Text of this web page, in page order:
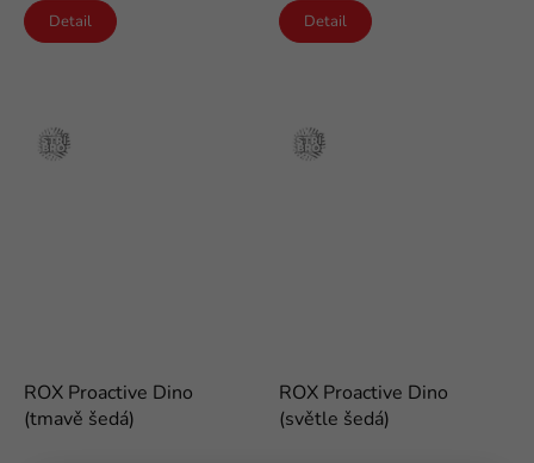
Detail Detail
Stříbro
ROX Proactive Dino
(tmavě šedá)
Stříbro
ROX Proactive Dino
(světle šedá)